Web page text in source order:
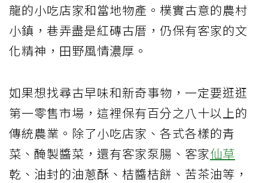
龍的小吃店家和當地物產。樸實古意的農村
小鎮，巷弄盡是紅磚古厝，仍保有客家的文
化精神，田野風情濃厚。
如果想找尋古早味和新奇事物，一定要逛逛
第一零售市場，這裡保有百分之八十以上的
傳統農業。除了小吃店家、各式各樣的青
菜、醃製醬菜，還有客家泵腸、客家仙草
乾、油封的油蔥酥、桔醬桔餅、苦茶油等，